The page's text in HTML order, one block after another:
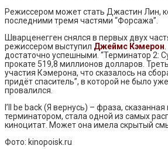
Режиссером может стать Джастин Лин,
последними тремя частями “Форсажа”.
Шварценегген снялся в первых двух
режиссером выступил Джеймс Кэмерон
достаточно успешными. “Терминатор 2:
прокате 519,8 миллионов долларов.
участия Кэмерона, что сказалось на
придёт спаситель”, в которой не было
провалился.
I’ll be back (Я вернусь) – фраза,
терминатором, стала одной из самых
киноцитат. Может она имела скрытый
Фото: kinopoisk.ru